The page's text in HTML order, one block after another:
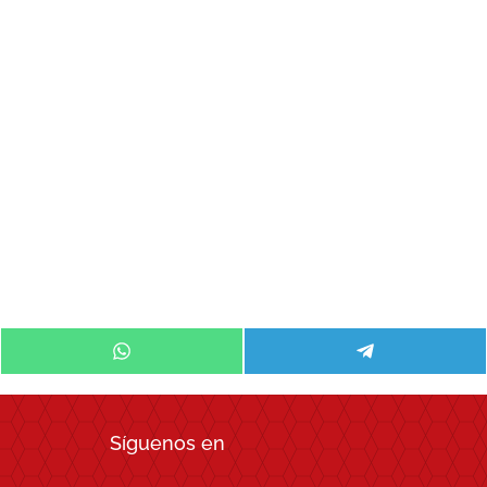
Compartir
en
WhatsApp
Compartir
en
Telegram
Síguenos en